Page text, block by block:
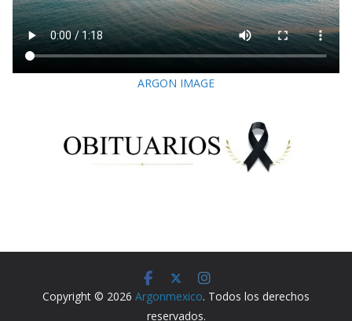
ARGON IMAGE
Copyright © 2026 Argonmexico. Todos los derechos
reservados.